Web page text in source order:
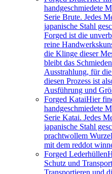
handgeschmiedete
Serie Brute. Jedes
japanische Stahl
Forged ist die
reine
die Klinge dieser
bleibt das
Ausstrahlung, für
diesen Prozess ist
Ausführung und
Forged KataiHier
handgeschmiedete
Serie Katai. Jedes
japanische Stahl
prachtwollem
mit dem reddot
Forged Lederhüllen
Schutz und
Transportieren und